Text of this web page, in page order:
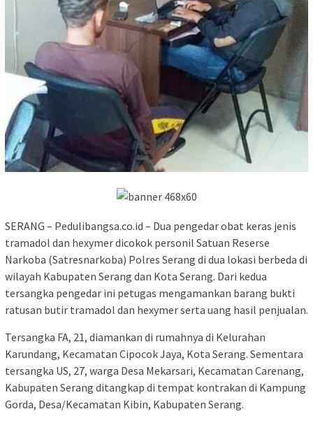
SERANG – Pedulibangsa.co.id – Dua pengedar obat keras jenis
tramadol dan hexymer dicokok personil Satuan Reserse
Narkoba (Satresnarkoba) Polres Serang di dua lokasi berbeda di
wilayah Kabupaten Serang dan Kota Serang. Dari kedua
tersangka pengedar ini petugas mengamankan barang bukti
ratusan butir tramadol dan hexymer serta uang hasil penjualan.
Tersangka FA, 21, diamankan di rumahnya di Kelurahan
Karundang, Kecamatan Cipocok Jaya, Kota Serang. Sementara
tersangka US, 27, warga Desa Mekarsari, Kecamatan Carenang,
Kabupaten Serang ditangkap di tempat kontrakan di Kampung
Gorda, Desa/Kecamatan Kibin, Kabupaten Serang.